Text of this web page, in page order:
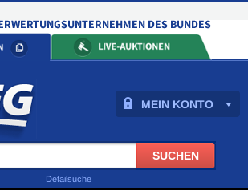
MEIN KONTO
Detailsuche